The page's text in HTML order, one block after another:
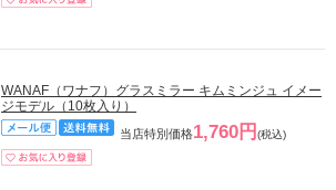
WANAF（ワナフ）グラスミラー キムミンジュ イメー
ジモデル（10枚入り）
当店特別価格1,760円 (税込)